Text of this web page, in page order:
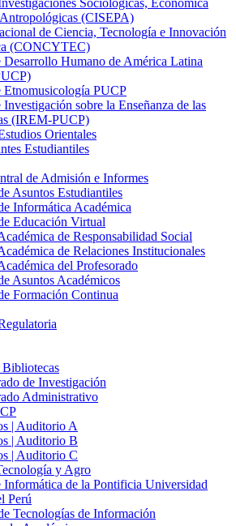
Sociológicas, Económica
(CISEPA)
de Ciencia, Tecnología e Innovación
(CONCYTEC)
Desarrollo Humano de América Latina
Etnomusicología PUCP
sobre la Enseñanza de las
(IREM-PUCP)
Orientales
Estudiantiles
de Admisión e Informes
Asuntos Estudiantiles
Informática Académica
Educación Virtual
de Responsabilidad Social
de Relaciones Institucionales
del Profesorado
Asuntos Académicos
Formación Continua
Bibliotecas
de Investigación
Administrativo
| Auditorio A
| Auditorio B
| Auditorio C
y Agro
Informática de la Pontificia Universidad
Perú
Tecnologías de Información